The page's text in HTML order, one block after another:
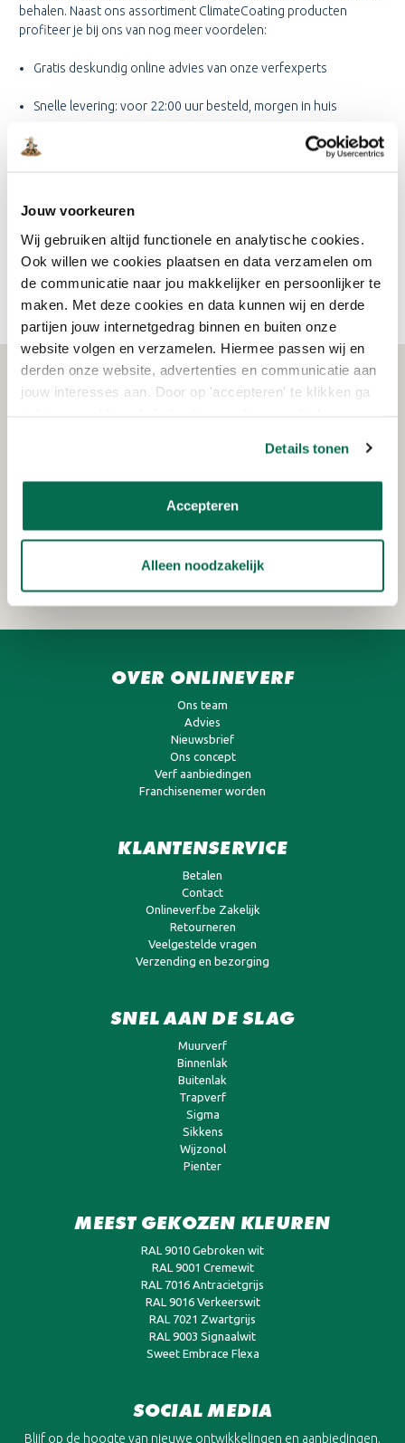
Jouw voorkeuren
Wij gebruiken altijd functionele en analytische cookies.
Ook willen we cookies plaatsen en data verzamelen om
de communicatie naar jou makkelijker en persoonlijker te
maken. Met deze cookies en data kunnen wij en derde
partijen jouw internetgedrag binnen en buiten onze
website volgen en verzamelen. Hiermee passen wij en
derden onze website, advertenties en communicatie aan
jouw interesses aan. Door op 'accepteren' te klikken ga
Details tonen
Accepteren
Alleen noodzakelijk
behalen. Naast ons assortiment ClimateCoating producten
profiteer je bij ons van nog meer voordelen:
Gratis deskundig online advies van onze verfexperts
Snelle levering: voor 22:00 uur besteld, morgen in huis
De mogelijkheid om achteraf te betalen
Heb je vragen over ClimateCoating producten of wil je advies
over welke coating het beste past bij jouw specifieke klus of
project? Neem dan gerust contact op met onze verfexperts. Zij
helpen je graag verder.
WAT KLANTEN VERTELLEN
Schrijf je in voor de nieuwsbrief!
Ontvang eenmalig €15,- korting op je bestelling
OVER ONLINEVERF
Ons team
Advies
Nieuwsbrief
Ons concept
Verf aanbiedingen
Franchisenemer worden
KLANTENSERVICE
Betalen
Contact
Onlineverf.be Zakelijk
Retourneren
Veelgestelde vragen
Verzending en bezorging
SNEL AAN DE SLAG
Muurverf
Binnenlak
Buitenlak
Trapverf
Sigma
Sikkens
Wijzonol
Pienter
MEEST GEKOZEN KLEUREN
RAL 9010 Gebroken wit
RAL 9001 Cremewit
RAL 7016 Antracietgrijs
RAL 9016 Verkeerswit
RAL 7021 Zwartgrijs
RAL 9003 Signaalwit
Sweet Embrace Flexa
SOCIAL MEDIA
Blijf op de hoogte van nieuwe ontwikkelingen en aanbiedingen.